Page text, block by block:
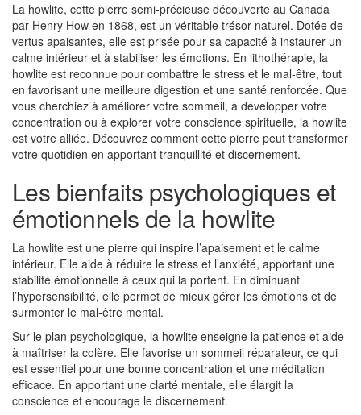
La howlite, cette pierre semi-précieuse découverte au Canada
par Henry How en 1868, est un véritable trésor naturel. Dotée de
vertus apaisantes, elle est prisée pour sa capacité à instaurer un
calme intérieur et à stabiliser les émotions. En lithothérapie, la
howlite est reconnue pour combattre le stress et le mal-être, tout
en favorisant une meilleure digestion et une santé renforcée. Que
vous cherchiez à améliorer votre sommeil, à développer votre
concentration ou à explorer votre conscience spirituelle, la howlite
est votre alliée. Découvrez comment cette pierre peut transformer
votre quotidien en apportant tranquillité et discernement.
Les bienfaits psychologiques et
émotionnels de la howlite
La howlite est une pierre qui inspire l’apaisement et le calme
intérieur. Elle aide à réduire le stress et l’anxiété, apportant une
stabilité émotionnelle à ceux qui la portent. En diminuant
l’hypersensibilité, elle permet de mieux gérer les émotions et de
surmonter le mal-être mental.
Sur le plan psychologique, la howlite enseigne la patience et aide
à maîtriser la colère. Elle favorise un sommeil réparateur, ce qui
est essentiel pour une bonne concentration et une méditation
efficace. En apportant une clarté mentale, elle élargit la
conscience et encourage le discernement.